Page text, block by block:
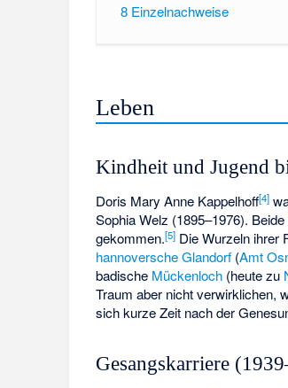
8 Einzelnachweise
Leben
Kindheit und Jugend
Doris Mary Anne Kappelhoff[4]
Sophia Welz (1895–1976).
gekommen.[5] Die Wurzeln ihrer
hannoversche Glandorf (Amt
badische Mückenloch (heute zu
Traum aber nicht verwirklichen,
sich kurze Zeit nach der
Gesangskarriere